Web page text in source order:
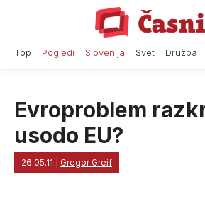
Top Pogledi Slovenija Svet Družba
Evroproblem
usodo EU?
26.05.11 Gregor Greif